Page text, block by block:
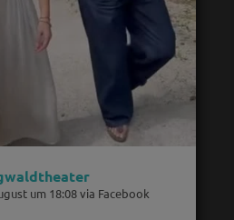
um 18:08 via Facebook